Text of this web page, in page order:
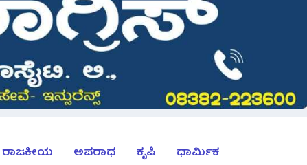
ರಾಜಕೀಯ ಅಪರಾಧ ಕೃಷಿ ಧಾರ್ಮಿಕ